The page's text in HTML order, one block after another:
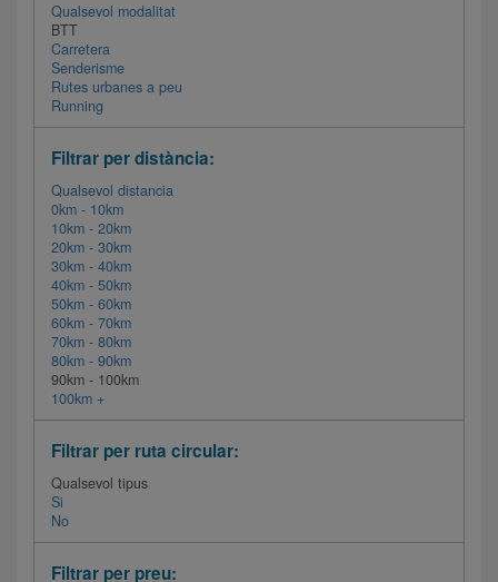
Qualsevol modalitat
BTT
Carretera
Senderisme
Rutes urbanes a peu
Running
Filtrar per distància:
Qualsevol distancia
0km - 10km
10km - 20km
20km - 30km
30km - 40km
40km - 50km
50km - 60km
60km - 70km
70km - 80km
80km - 90km
90km - 100km
100km +
Filtrar per ruta circular:
Qualsevol tipus
Si
No
Filtrar per preu: